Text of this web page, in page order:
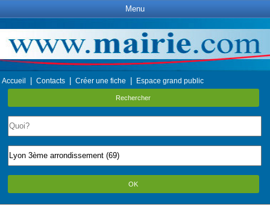
Menu
Accueil Contacts Créer une fiche Espace grand public
Rechercher
OK